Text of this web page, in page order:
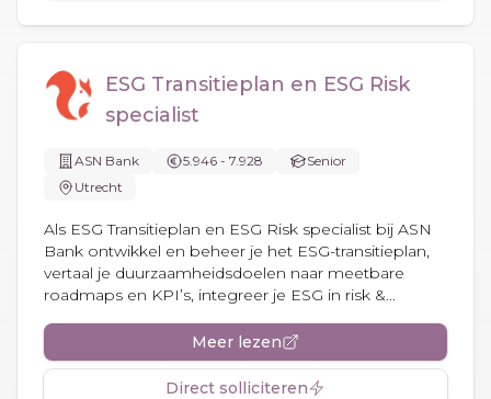
ESG Transitieplan en ESG Risk
specialist
ASN Bank 5.946 - 7.928
Senior
Utrecht
Als ESG Transitieplan en ESG Risk specialist bij ASN
Bank ontwikkel en beheer je het ESG-transitieplan,
vertaal je duurzaamheidsdoelen naar meetbare
roadmaps en KPI’s, integreer je ESG in risk &...
Meer lezen
Direct solliciteren